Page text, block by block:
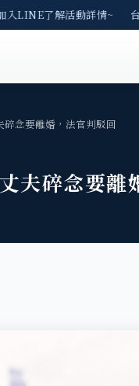
了解活動詳情~ 台
念要離婚，法官判駁回
夫碎念要離